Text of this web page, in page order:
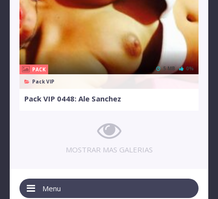
PACK
Pack VIP
5 MB 0%
Pack VIP 0448: Ale Sanchez
MOSTRAR MAS GALERIAS
Menu